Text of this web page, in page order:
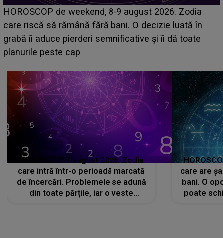
Emanuel a ținut ACEST DETALIU ASCUNS până
acum! În fața Alexandrei, concurentul din Casa Iubirii
face o MĂRTURISIRE NEAȘTEPTATĂ despre mama
sa: "I-am spus și ei în față, eu nu te iubesc pentru
HOROSCOP 7 august 2026. Zodia
care intră într-o perioadă marcată
de încercări. Problemele se adună
din toate părțile, iar o veste
care are
bani. O
poate